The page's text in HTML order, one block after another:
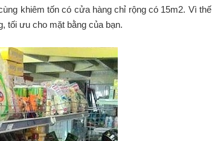
khiêm tốn có cửa hàng chỉ rộng có 15m2. Vì thế
tối ưu cho mặt bằng của bạn.